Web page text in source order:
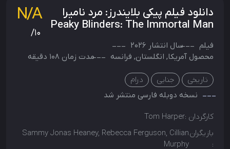
دانلود فیلم پیکی بلایندرز: مرد نامیرا
Peaky Blinders: The Immortal Man
N/A
/10
فیلم سال انتشار 2026
محصول آمریکا, انگلستان, فرانسه مدت زمان 108 دقیقه
تاریخی جنایی
درام
نسخه دوبله فارسی منتشر شد
کارگردان :Tom Harper
بازیگران
:
Sammy Jonas Heaney, Rebecca Ferguson, Cillian
Murphy